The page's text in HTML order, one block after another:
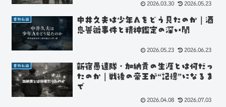
2026.03.30 2026.05.23
書物私論
中井久夫は少年Aをどう見たのか｜酒
鬼薔薇事件と精神鑑定の深い闇
2026.05.23 2026.06.23
書物私論
新宿愚連隊・加納貢の生涯とは何だっ
たのか｜戦後の帝王が“記憶”になるま
で
2026.04.08 2026.07.03